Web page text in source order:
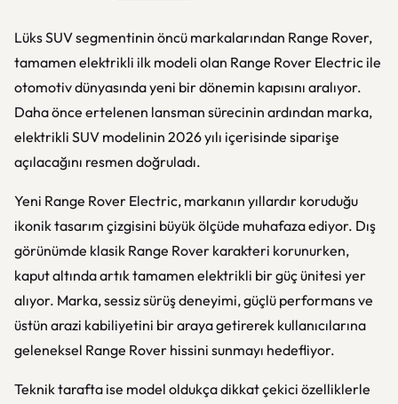
Lüks SUV segmentinin öncü markalarından Range Rover,
tamamen elektrikli ilk modeli olan Range Rover Electric ile
otomotiv dünyasında yeni bir dönemin kapısını aralıyor.
Daha önce ertelenen lansman sürecinin ardından marka,
elektrikli SUV modelinin 2026 yılı içerisinde siparişe
açılacağını resmen doğruladı.
Yeni Range Rover Electric, markanın yıllardır koruduğu
ikonik tasarım çizgisini büyük ölçüde muhafaza ediyor. Dış
görünümde klasik Range Rover karakteri korunurken,
kaput altında artık tamamen elektrikli bir güç ünitesi yer
alıyor. Marka, sessiz sürüş deneyimi, güçlü performans ve
üstün arazi kabiliyetini bir araya getirerek kullanıcılarına
geleneksel Range Rover hissini sunmayı hedefliyor.
Teknik tarafta ise model oldukça dikkat çekici özelliklerle